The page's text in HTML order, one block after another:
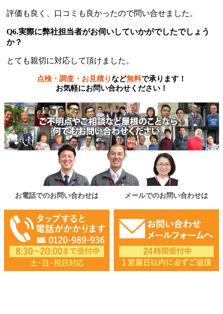
評価も良く、口コミも良かったので問い合せました。
Q6.実際に弊社担当者がお伺いしていかがでしたでしょう
か？
とても親切に対応して頂けました。
点検・調査・お見積りなど無料で承ります！
お気軽にお問い合わせください！
お電話でのお問い合わせは メールでのお問い合わせは